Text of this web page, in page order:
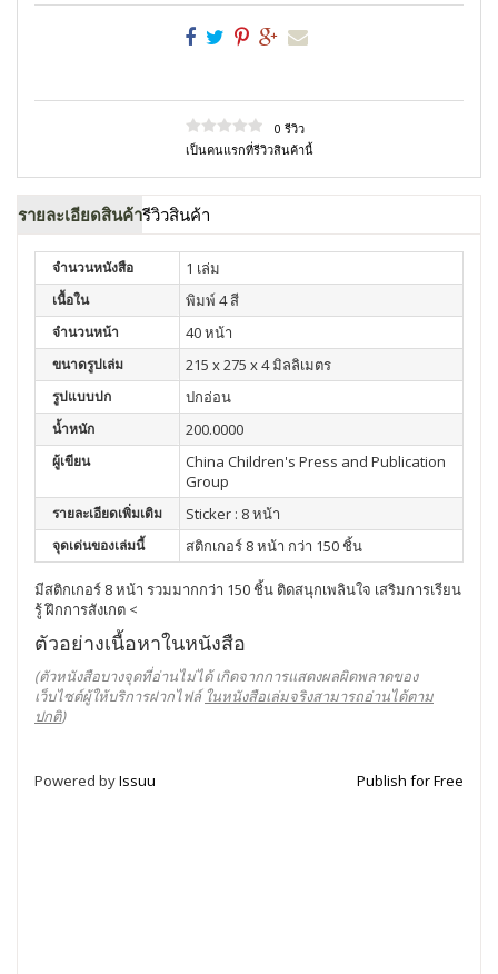
0 รีวิว
เป็นคนแรกที่รีวิวสินค้านี้
รายละเอียดสินค้ารีวิวสินค้า
จำนวนหนังสือ 1 เล่ม
เนื้อใน พิมพ์ 4 สี
จำนวนหน้า 40 หน้า
ขนาดรูปเล่ม 215 x 275 x 4 มิลลิเมตร
รูปแบบปก ปกอ่อน
น้ำหนัก 200.0000
ผู้เขียน
China Children's Press and Publication
Group
รายละเอียดเพิ่มเติม Sticker : 8 หน้า
จุดเด่นของเล่มนี้ สติกเกอร์ 8 หน้า กว่า 150 ชิ้น
มีสติกเกอร์ 8 หน้า รวมมากกว่า 150 ชิ้น ติดสนุกเพลินใจ เสริมการเรียน
รู้ ฝึกการสังเกต <
ตัวอย่างเนื้อหาในหนังสือ
(ตัวหนังสือบางจุดที่อ่านไม่ได้ เกิดจากการแสดงผลผิดพลาดของ
เว็บไซต์ผู้ให้บริการฝากไฟล์ ในหนังสือเล่มจริงสามารถอ่านได้ตาม
ปกติ)
Powered byIssuu Publish for Free